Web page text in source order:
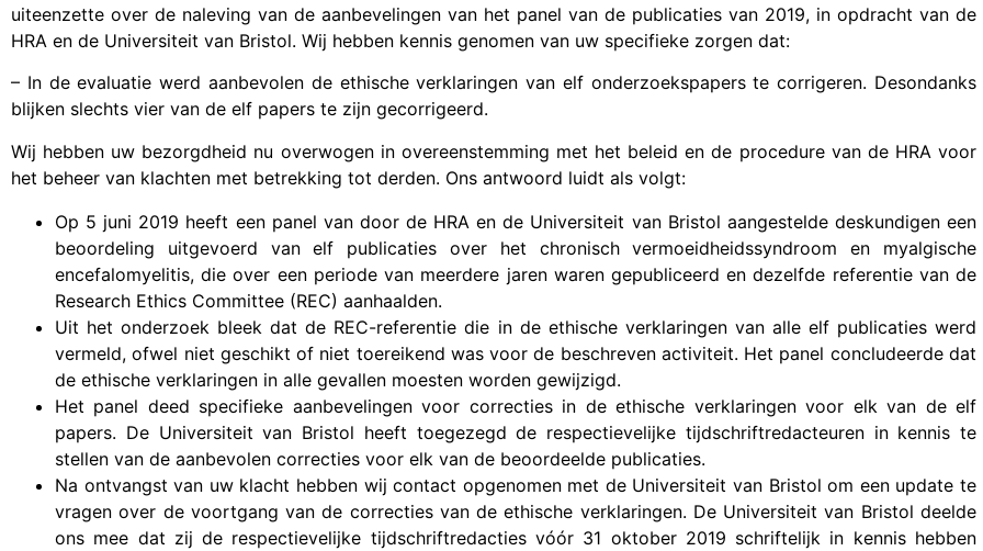
uiteenzette over de naleving van de aanbevelingen van het panel van de publicaties van 2019, in opdracht van de
HRA en de Universiteit van Bristol. Wij hebben kennis genomen van uw specifieke zorgen dat:
– In de evaluatie werd aanbevolen de ethische verklaringen van elf onderzoekspapers te corrigeren. Desondanks
blijken slechts vier van de elf papers te zijn gecorrigeerd.
Wij hebben uw bezorgdheid nu overwogen in overeenstemming met het beleid en de procedure van de HRA voor
het beheer van klachten met betrekking tot derden. Ons antwoord luidt als volgt:
Op 5 juni 2019 heeft een panel van door de HRA en de Universiteit van Bristol aangestelde deskundigen een
beoordeling uitgevoerd van elf publicaties over het chronisch vermoeidheidssyndroom en myalgische
encefalomyelitis, die over een periode van meerdere jaren waren gepubliceerd en dezelfde referentie van de
Research Ethics Committee (REC) aanhaalden.
Uit het onderzoek bleek dat de REC-referentie die in de ethische verklaringen van alle elf publicaties werd
vermeld, ofwel niet geschikt of niet toereikend was voor de beschreven activiteit. Het panel concludeerde dat
de ethische verklaringen in alle gevallen moesten worden gewijzigd.
Het panel deed specifieke aanbevelingen voor correcties in de ethische verklaringen voor elk van de elf
papers. De Universiteit van Bristol heeft toegezegd de respectievelijke tijdschriftredacteuren in kennis te
stellen van de aanbevolen correcties voor elk van de beoordeelde publicaties.
Na ontvangst van uw klacht hebben wij contact opgenomen met de Universiteit van Bristol om een update te
vragen over de voortgang van de correcties van de ethische verklaringen. De Universiteit van Bristol deelde
ons mee dat zij de respectievelijke tijdschriftredacties vóór 31 oktober 2019 schriftelijk in kennis hebben